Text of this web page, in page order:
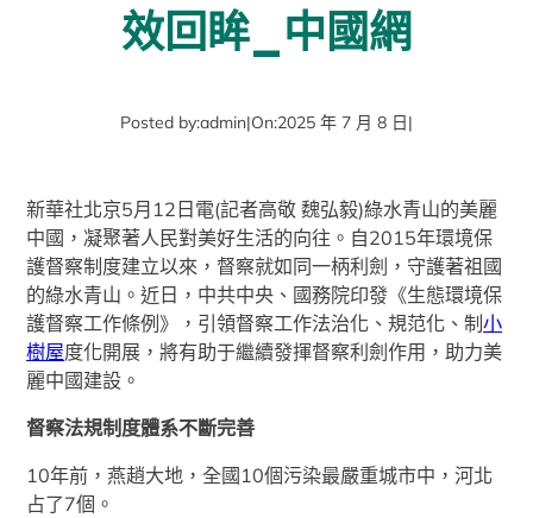
效回眸_中國網
Posted by:admin|On:2025 年 7 月 8 日|
新華社北京5月12日電(記者高敬 魏弘毅)綠水青山的美麗
中國，凝聚著人民對美好生活的向往。自2015年環境保
護督察制度建立以來，督察就如同一柄利劍，守護著祖國
的綠水青山。近日，中共中央、國務院印發《生態環境保
護督察工作條例》，引領督察工作法治化、規范化、制小
樹屋度化開展，將有助于繼續發揮督察利劍作用，助力美
麗中國建設。
督察法規制度體系不斷完善
10年前，燕趙大地，全國10個污染最嚴重城市中，河北
占了7個。